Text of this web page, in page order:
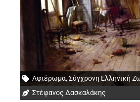
Αφιέρωμα,Σύγχρονη Ελληνική
Στέφανος Δασκαλάκης